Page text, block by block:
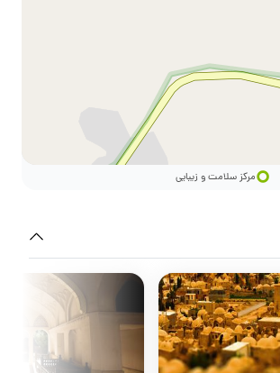
مرکز سلامت و زیبایی